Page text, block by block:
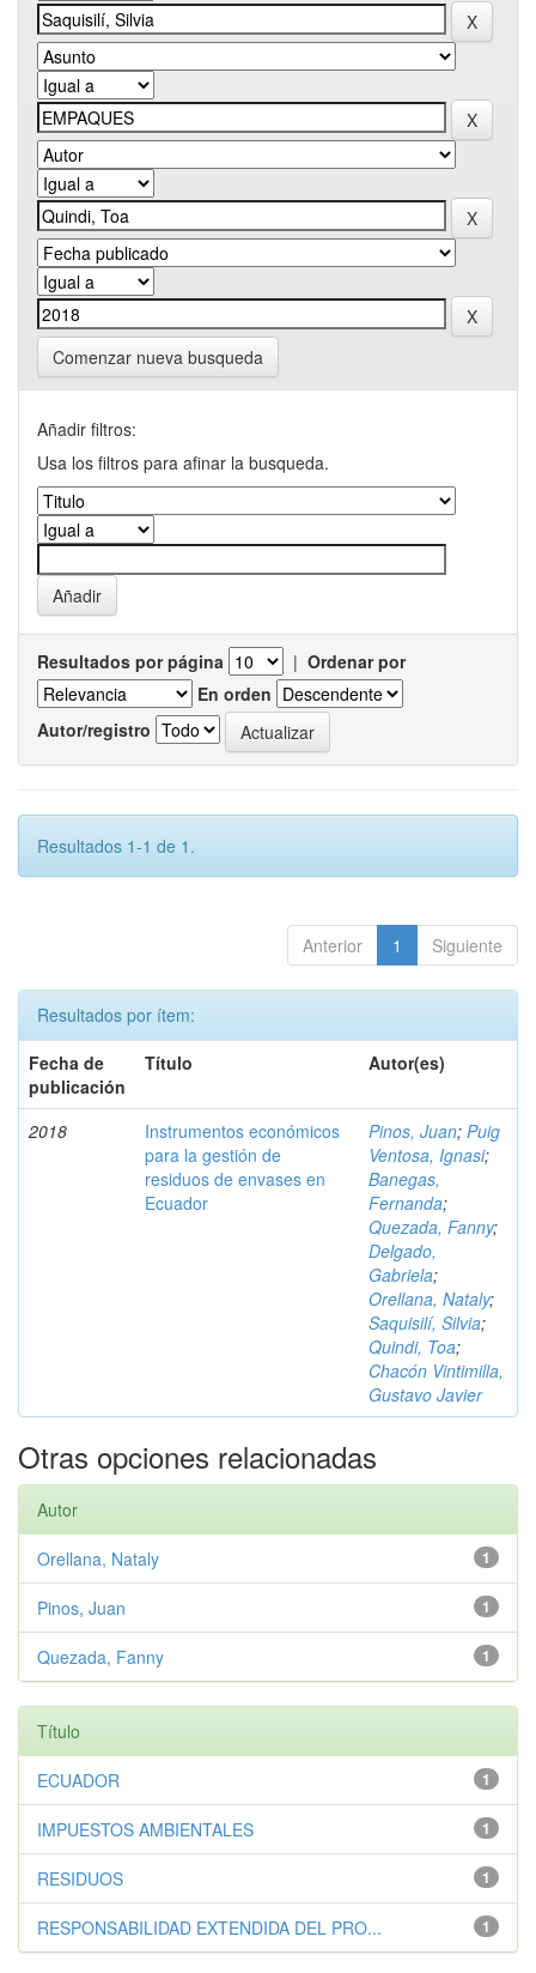
Comenzar nueva busqueda
Añadir filtros:
Usa los filtros para afinar la busqueda.
Resultados por página | Ordenar por
En orden
Autor/registro
Resultados 1-1 de 1.
Anterior 1 Siguiente
Resultados por ítem:
Fecha de
publicación
Título Autor(es)
2018
Instrumentos económicos
para la gestión de
residuos de envases en
Ecuador
Pinos, Juan; Puig
Ventosa, Ignasi;
Banegas,
Fernanda;
Quezada, Fanny;
Delgado,
Gabriela;
Orellana, Nataly;
Saquisilí, Silvia;
Quindi, Toa;
Chacón Vintimilla,
Gustavo Javier
Otras opciones relacionadas
Autor
1
Orellana, Nataly
1
Pinos, Juan
1
Quezada, Fanny
Título
1
ECUADOR
1
IMPUESTOS AMBIENTALES
1
RESIDUOS
1
RESPONSABILIDAD EXTENDIDA DEL PRO...